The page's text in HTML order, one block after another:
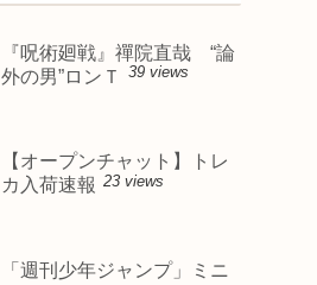
『呪術廻戦』禪院直哉 “論
外の男”ロンＴ
39 views
【オープンチャット】トレ
カ入荷速報 23 views
「週刊少年ジャンプ」ミニ